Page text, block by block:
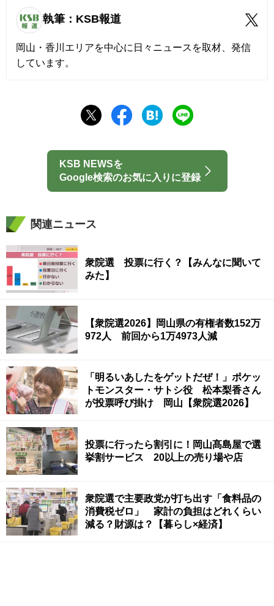
執筆：KSB報道
岡山・香川エリアを中心に日々ニュースを取材、発信
しています。
KSB NEWSを
Google検索のお気に入りに登録
関連ニュース
衆院選 投票に行く？【みんなに聞いて
みた】
【衆院選2026】岡山県の有権者数152万
972人 前回から1万4973人減
「明るいあしたをゲットだぜ！」ポケッ
トモンスター・サトシ役 松本梨香さん
が投票呼び掛け 岡山【衆院選2026】
投票に行ったら割引に！岡山髙島屋で選
挙割サービス 20以上の売り場や店
衆院選で主要政党が打ち出す「食料品の
消費税ゼロ」 家計の負担はどれくらい
減る？財源は？【暮らし×経済】